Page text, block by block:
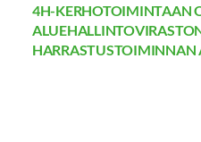
4H-KERHOTOIMINTAAN
HARRASTUSTOIMINNAN